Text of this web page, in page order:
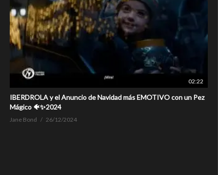
02:22
IBERDROLA y el Anuncio de Navidad más EMOTIVO con un Pez
Mágico 🐠✨2024
Jane Bond 26/12/2024